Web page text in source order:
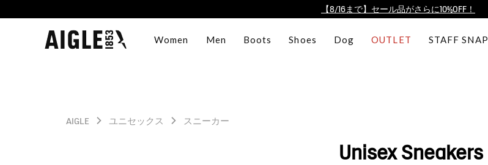
【最大50%OFF】FINAL SALEがスタート！
AIGLE CLUB ポイントサービス終了のお知らせ
Women Men Boots Shoes Dog OUTLET STAFF SNAP
AIGLE ユニセックス スニーカー
Unisex Sneakers